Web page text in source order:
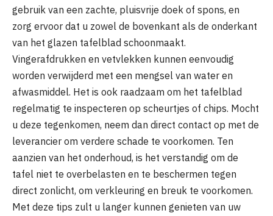
gebruik van een zachte, pluisvrije doek of spons, en
zorg ervoor dat u zowel de bovenkant als de onderkant
van het glazen tafelblad schoonmaakt.
Vingerafdrukken en vetvlekken kunnen eenvoudig
worden verwijderd met een mengsel van water en
afwasmiddel. Het is ook raadzaam om het tafelblad
regelmatig te inspecteren op scheurtjes of chips. Mocht
u deze tegenkomen, neem dan direct contact op met de
leverancier om verdere schade te voorkomen. Ten
aanzien van het onderhoud, is het verstandig om de
tafel niet te overbelasten en te beschermen tegen
direct zonlicht, om verkleuring en breuk te voorkomen.
Met deze tips zult u langer kunnen genieten van uw